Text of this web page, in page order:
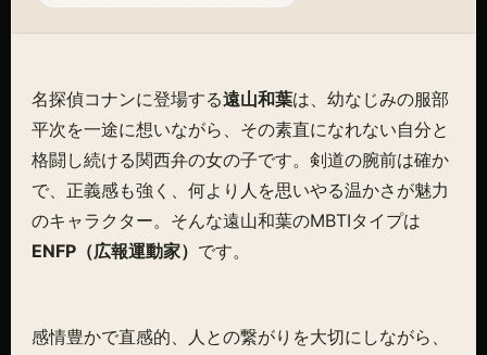
名探偵コナンに登場する遠山和葉は、幼なじみの服部
平次を一途に想いながら、その素直になれない自分と
格闘し続ける関西弁の女の子です。剣道の腕前は確か
で、正義感も強く、何より人を思いやる温かさが魅力
のキャラクター。そんな遠山和葉のMBTIタイプは
ENFP（広報運動家） です。
感情豊かで直感的、人との繋がりを大切にしながら、